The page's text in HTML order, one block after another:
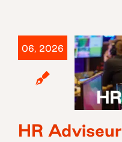
06, 2026
HR Adviseur